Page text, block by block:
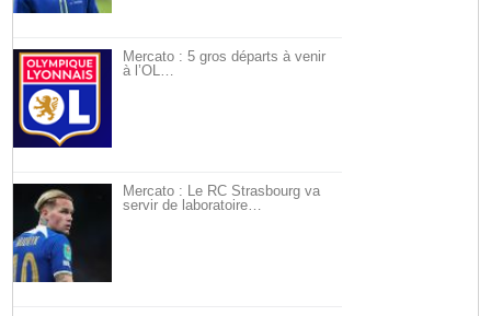
Mercato : 5 gros départs à venir
à l’OL…
Mercato : Le RC Strasbourg va
servir de laboratoire…